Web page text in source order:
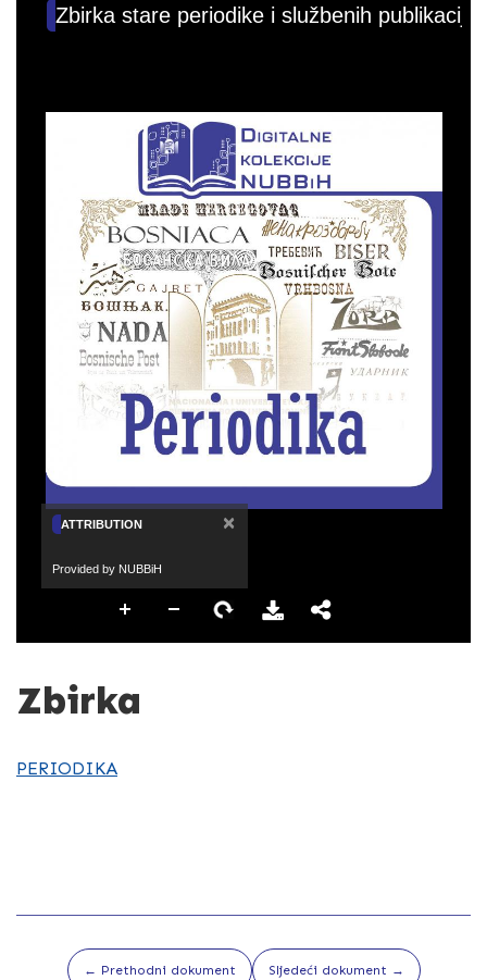
Zbirka
PERIODIKA
Zbirka stare periodike i službenih publikacija
ATTRIBUTION ×
Provided by NUBBiH
← Prethodni dokument Sljedeći dokument →